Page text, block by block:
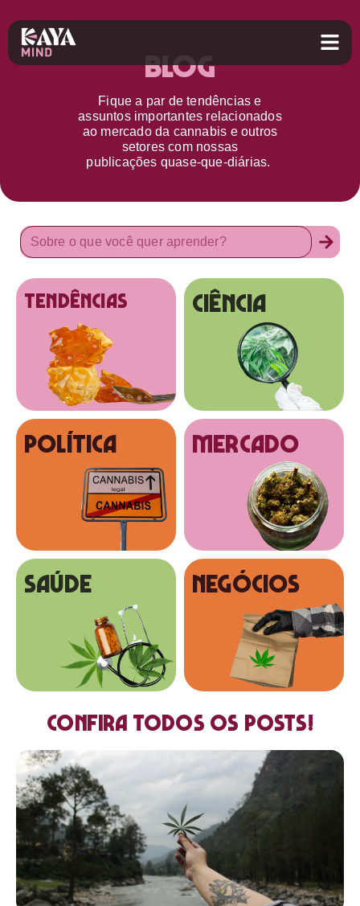
Blog
Fique a par detendências e
assuntos importantes relacionados
ao mercado da cannabis e outros
setorescom nossas
publicações quase-que-diárias.
tendências Ciência
Política MERCADO
SAÚDE NEGÓCIOS
Confira todos os posts!